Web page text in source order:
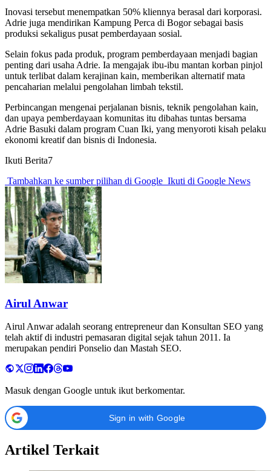
Inovasi tersebut menempatkan 50% kliennya berasal dari korporasi.
Adrie juga mendirikan Kampung Perca di Bogor sebagai basis
produksi sekaligus pusat pemberdayaan sosial.
Selain fokus pada produk, program pemberdayaan menjadi bagian
penting dari usaha Adrie. Ia mengajak ibu-ibu mantan korban pinjol
untuk terlibat dalam kerajinan kain, memberikan alternatif mata
pencaharian melalui pengolahan limbah tekstil.
Perbincangan mengenai perjalanan bisnis, teknik pengolahan kain,
dan upaya pemberdayaan komunitas itu dibahas tuntas bersama
Adrie Basuki dalam program Cuan Iki, yang menyoroti kisah pelaku
ekonomi kreatif dan bisnis di Indonesia.
Ikuti Berita7
Tambahkan ke sumber pilihan di Google Ikuti di Google News
Airul Anwar
Airul Anwar adalah seorang entrepreneur dan Konsultan SEO yang
telah aktif di industri pemasaran digital sejak tahun 2011. Ia
merupakan pendiri Ponselio dan Mastah SEO.
Masuk dengan Google untuk ikut berkomentar.
Sign in with Google
Artikel Terkait